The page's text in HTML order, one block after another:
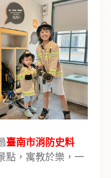
臺南市消防史料
點，寓教於樂，一